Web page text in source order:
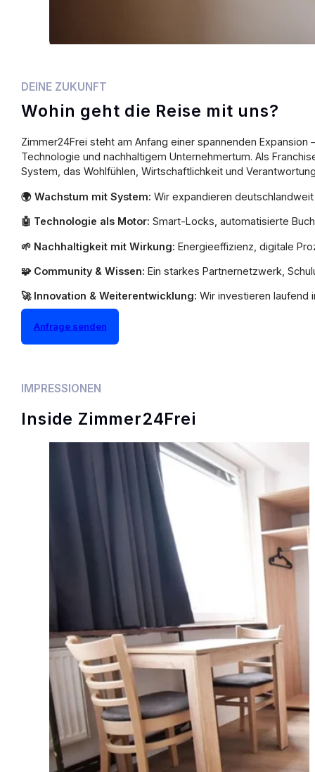
DEINE ZUKUNFT
Wohin geht die Reise mit uns?
Zimmer24Frei steht am Anfang einer spannenden
Technologie und nachhaltigem Unternehmertum. Als
System, das Wohlfühlen, Wirtschaftlichkeit und
🌍 Wachstum mit System:Wir expandieren
🤖 Technologie als Motor:Smart-Locks, automatisierte
🌱 Nachhaltigkeit mit Wirkung:Energieeffizienz, digitale
🧩 Community & Wissen:Ein starkes Partnernetzwerk,
🚀Innovation & Weiterentwicklung:Wir investieren laufend
Anfrage senden
IMPRESSIONEN
Inside Zimmer24Frei